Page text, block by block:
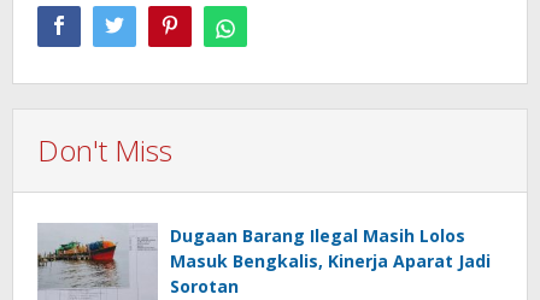
Don't Miss
Dugaan Barang Ilegal Masih Lolos
Masuk Bengkalis, Kinerja Aparat Jadi
Sorotan